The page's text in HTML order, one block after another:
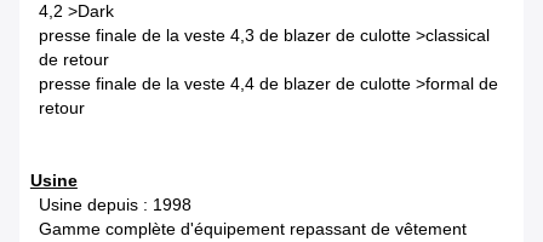
4,2 >Dark
presse finale de la veste 4,3 de blazer de culotte >classical
de retour
presse finale de la veste 4,4 de blazer de culotte >formal de
retour
Usine
Usine depuis : 1998
Gamme complète d'équipement repassant de vêtement